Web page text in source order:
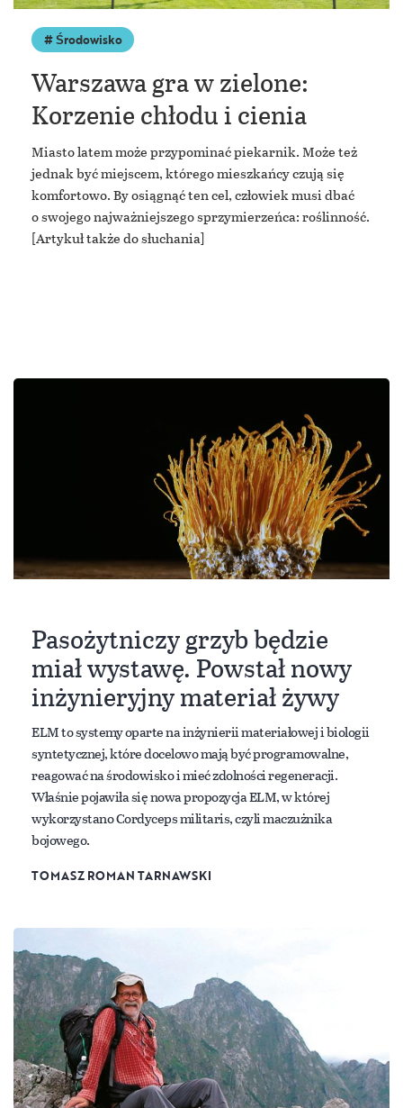
Środowisko
Warszawa gra w zielone:
Korzenie chłodu i cienia
Miasto latem może przypominać piekarnik. Może też
jednak być miejscem, którego mieszkańcy czują się
komfortowo. By osiągnąć ten cel, człowiek musi dbać
o swojego najważniejszego sprzymierzeńca: roślinność.
[Artykuł także do słuchania]
Pasożytniczy grzyb będzie
miał wystawę. Powstał nowy
inżynieryjny materiał żywy
ELM to systemy oparte na inżynierii materiałowej i biologii
syntetycznej, które docelowo mają być programowalne,
reagować na środowisko i mieć zdolności regeneracji.
Właśnie pojawiła się nowa propozycja ELM, w której
wykorzystano Cordyceps militaris, czyli maczużnika
bojowego.
TOMASZ ROMAN TARNAWSKI